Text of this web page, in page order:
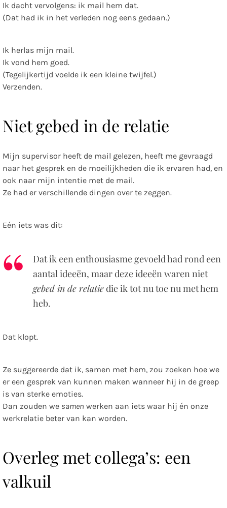
Ik dacht vervolgens: ik mail hem dat.
(Dat had ik in het verleden nog eens gedaan.)
Ik herlas mijn mail.
Ik vond hem goed.
(Tegelijkertijd voelde ik een kleine twijfel.)
Verzenden.
Niet gebed in de relatie
Mijn supervisor heeft de mail gelezen, heeft me gevraagd
naar het gesprek en de moeilijkheden die ik ervaren had, en
ook naar mijn intentie met de mail.
Ze had er verschillende dingen over te zeggen.
Eén iets was dit:
Dat ik een enthousiasme gevoeld had rond een
aantal ideeën, maar deze ideeën waren niet
gebed in de relatie die ik tot nu toe nu met hem
heb.
Dat klopt.
Ze suggereerde dat ik, samen met hem, zou zoeken hoe we
er een gesprek van kunnen maken wanneer hij in de greep
is van sterke emoties.
Dan zouden we samen werken aan iets waar hij én onze
werkrelatie beter van kan worden.
Overleg met collega’s: een
valkuil